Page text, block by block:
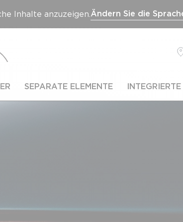
Inhalte anzuzeigen. Ändern Sie die
SEPARATE ELEMENTE